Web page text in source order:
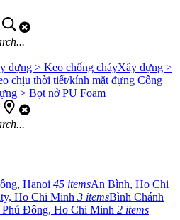
dựng > Keo chống cháyXây dựng >
chịu thời tiết/kính mặt đựng Công
> Bọt nở PU Foam
Hanoi 45 itemsAn Bình, Ho Chi
Ho Chi Minh 3 itemsBình Chánh
Đông, Ho Chi Minh 2 items